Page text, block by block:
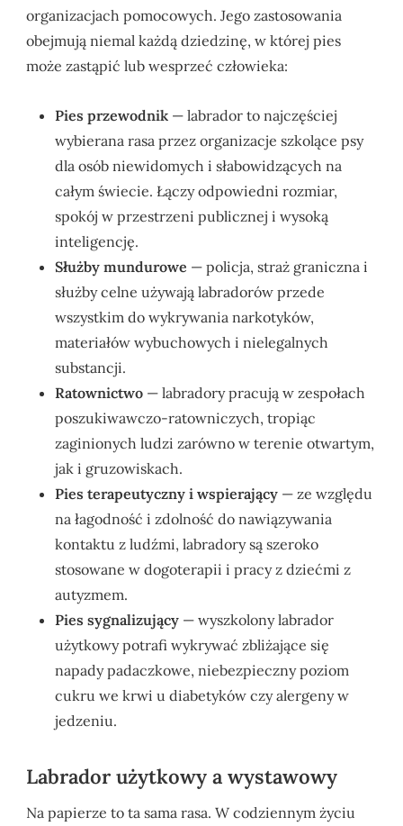
organizacjach pomocowych. Jego zastosowania
obejmują niemal każdą dziedzinę, w której pies
może zastąpić lub wesprzeć człowieka:
Pies przewodnik — labrador to najczęściej
wybierana rasa przez organizacje szkolące psy
dla osób niewidomych i słabowidzących na
całym świecie. Łączy odpowiedni rozmiar,
spokój w przestrzeni publicznej i wysoką
inteligencję.
Służby mundurowe — policja, straż graniczna i
służby celne używają labradorów przede
wszystkim do wykrywania narkotyków,
materiałów wybuchowych i nielegalnych
substancji.
Ratownictwo — labradory pracują w zespołach
poszukiwawczo-ratowniczych, tropiąc
zaginionych ludzi zarówno w terenie otwartym,
jak i gruzowiskach.
Pies terapeutyczny i wspierający — ze względu
na łagodność i zdolność do nawiązywania
kontaktu z ludźmi, labradory są szeroko
stosowane w dogoterapii i pracy z dziećmi z
autyzmem.
Pies sygnalizujący — wyszkolony labrador
użytkowy potrafi wykrywać zbliżające się
napady padaczkowe, niebezpieczny poziom
cukru we krwi u diabetyków czy alergeny w
jedzeniu.
Labrador użytkowy a wystawowy
Na papierze to ta sama rasa. W codziennym życiu